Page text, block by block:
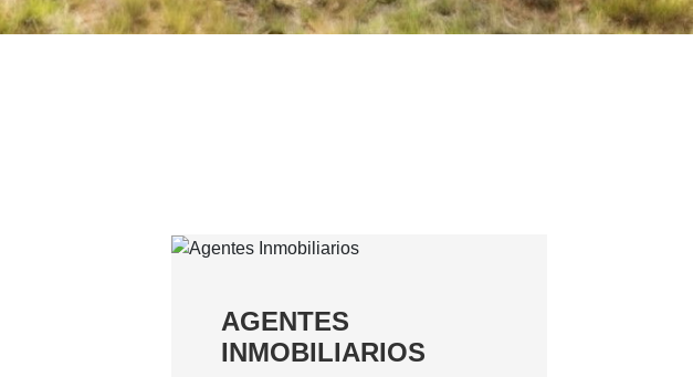
AGENTES
INMOBILIARIOS